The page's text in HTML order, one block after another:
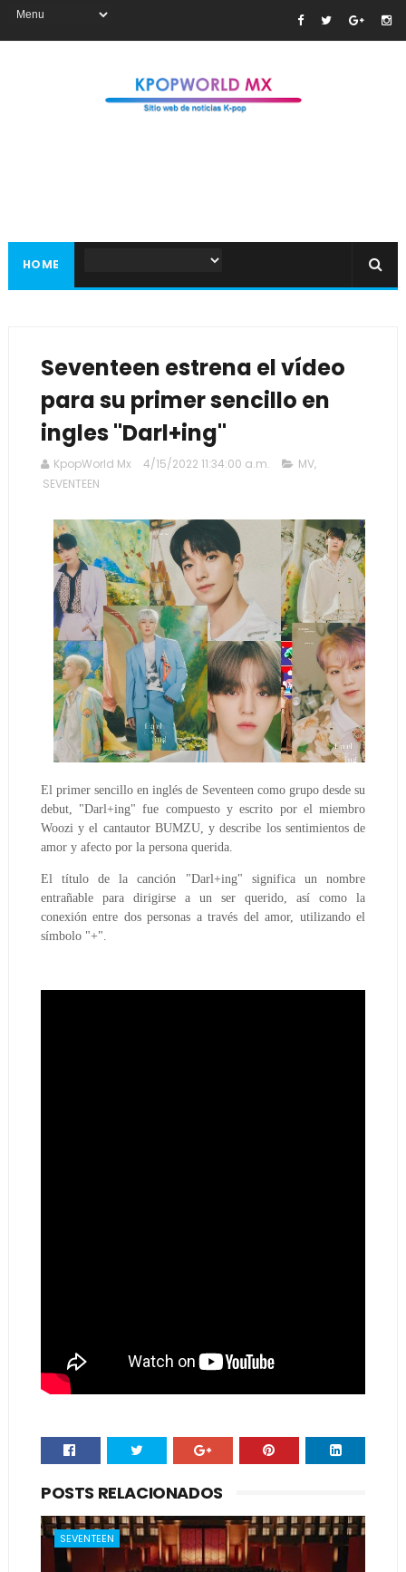
HOME
Seventeen estrena el vídeo
para su primer sencillo en
ingles "Darl+ing"
KpopWorld Mx 4/15/2022 11:34:00 a.m. MV,
SEVENTEEN
El primer sencillo en inglés de Seventeen como grupo desde su
debut, "Darl+ing" fue compuesto y escrito por el miembro
Woozi y el cantautor BUMZU, y describe los sentimientos de
amor y afecto por la persona querida.
El título de la canción "Darl+ing" significa un nombre
entrañable para dirigirse a un ser querido, así como la
conexión entre dos personas a través del amor, utilizando el
símbolo "+".
POSTS RELACIONADOS
SEVENTEEN